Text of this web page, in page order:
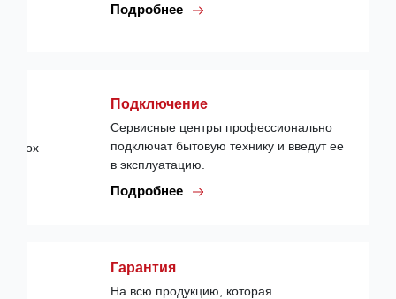
Подробнее
Подключение
Сервисные центры профессионально
подключат бытовую технику и введут ее
в эксплуатацию.
Подробнее
Гарантия
На всю продукцию, которая